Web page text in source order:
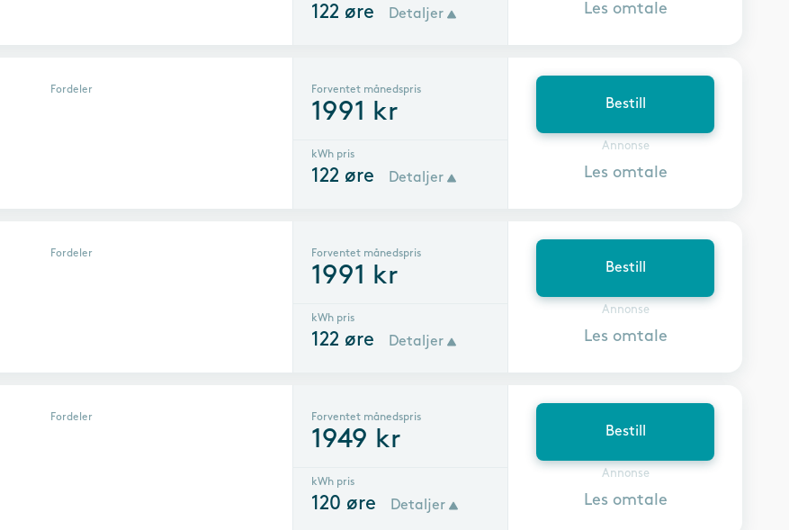
122 øre Detaljer Les omtale
Fordeler Forventet månedspris
1991 kr
kWh pris
122 øre Detaljer
Bestill
Annonse
Les omtale
Fordeler Forventet månedspris
1991 kr
kWh pris
122 øre Detaljer
Bestill
Annonse
Les omtale
Fordeler Forventet månedspris
1949 kr
kWh pris
120 øre Detaljer
Bestill
Annonse
Les omtale